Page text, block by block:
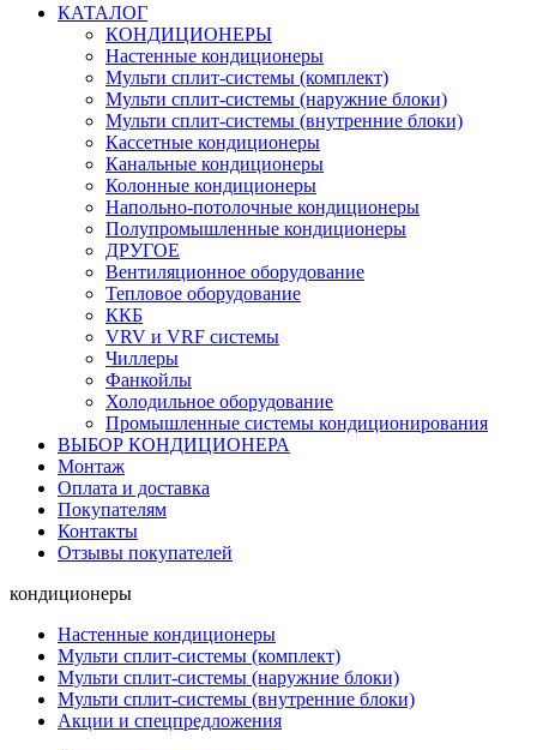
КАТАЛОГ
КОНДИЦИОНЕРЫ
Настенные кондиционеры
Мульти сплит-системы (комплект)
Мульти сплит-системы (наружние блоки)
Мульти сплит-системы (внутренние блоки)
Кассетные кондиционеры
Канальные кондиционеры
Колонные кондиционеры
Напольно-потолочные кондиционеры
Полупромышленные кондиционеры
ДРУГОЕ
Вентиляционное оборудование
Тепловое оборудование
ККБ
VRV и VRF системы
Чиллеры
Фанкойлы
Холодильное оборудование
Промышленные системы кондиционирования
ВЫБОР КОНДИЦИОНЕРА
Монтаж
Оплата и доставка
Покупателям
Контакты
Отзывы покупателей
кондиционеры
Настенные кондиционеры
Мульти сплит-системы (комплект)
Мульти сплит-системы (наружние блоки)
Мульти сплит-системы (внутренние блоки)
Акции и спецпредложения